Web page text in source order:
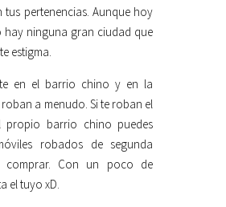
pertenencias. Aunque hoy
hay ninguna gran ciudad que
estigma.
en el barrio chino y en la
a menudo. Si te roban el
propio barrio chino puedes
robados de segunda
comprar. Con un poco de
el tuyo xD.